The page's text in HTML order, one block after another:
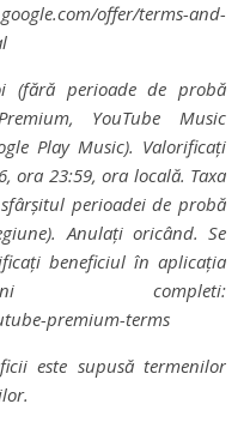
offer/terms-and-
(fără perioade de probă
YouTube Music
Play Music). Valorificați
ora 23:59, ora locală. Taxa
perioadei de probă
Anulați oricând. Se
beneficiul în aplicația
completi:
premium-terms
este supusă termenilor